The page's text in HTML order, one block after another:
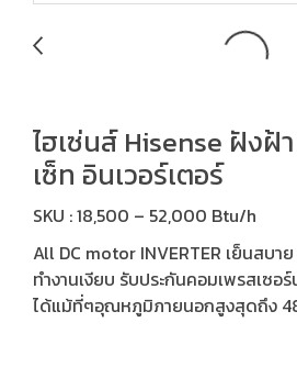
ไฮเซ่นส์ Hisense ฝังฝ้
เซ็ท อินเวอร์เตอร์
SKU : 18,500 – 52,000 Btu/h
All DC motor INVERTER เย็นสบา
ทำงานเงียบ รับประกันคอมเพรสเซอ
ได้แม้ที่ๆอุณหภูมิภายนอกสูงสุดถึง